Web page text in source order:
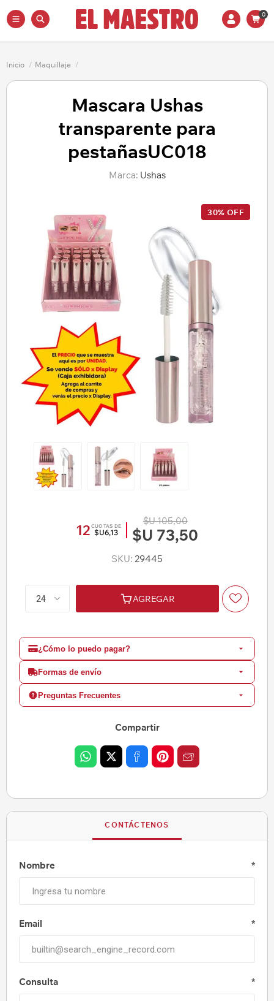
0
Inicio / Maquillaje /
Mascara Ushas
transparente para
pestañasUC018
Marca: Ushas
30% OFF
12 CUOTAS DE
$U6,13
$U 105,00
$U 73,50
SKU: 29445
AGREGAR
¿Cómo lo puedo pagar?
Formas de envío
Preguntas Frecuentes
Compartir
CONTÁCTENOS
Nombre *
Email *
Consulta *